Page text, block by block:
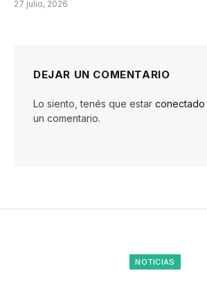
27 julio, 2026
DEJAR UN COMENTARIO
Lo siento, tenés que estar conectado
un comentario.
NOTICIAS